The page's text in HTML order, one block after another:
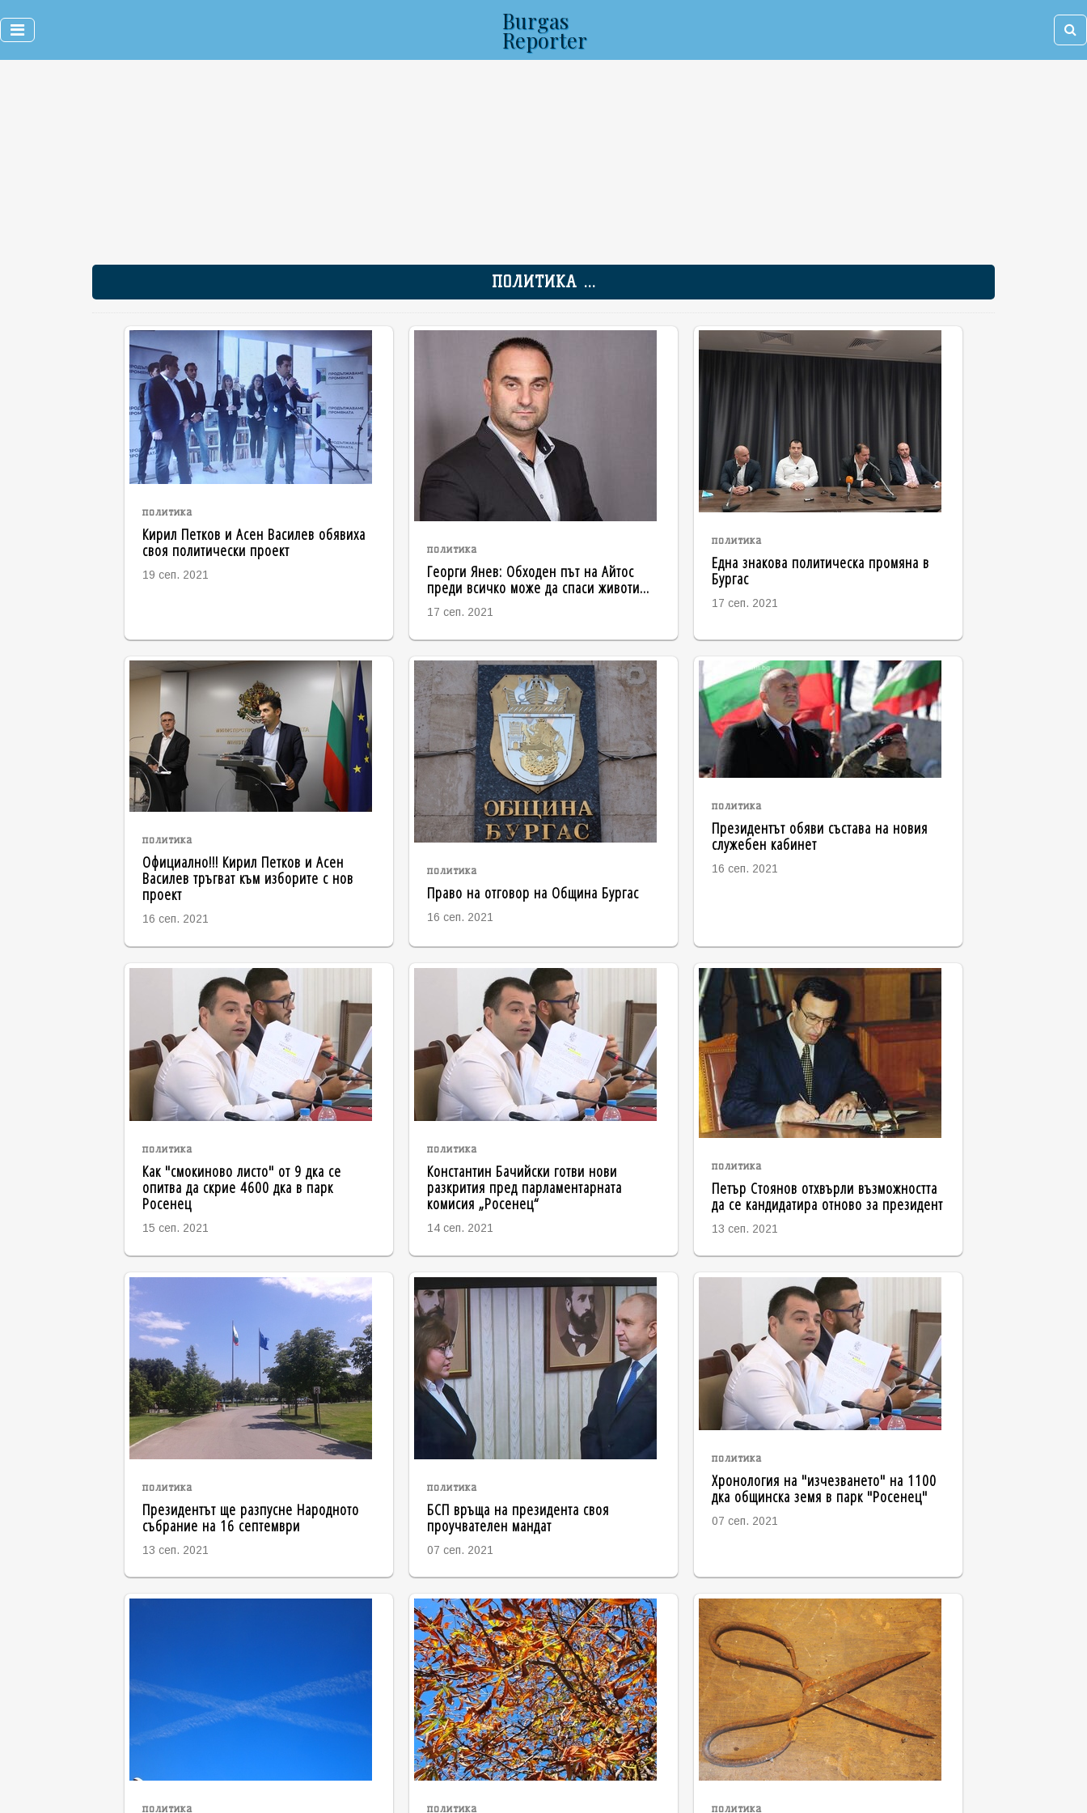
Burgas
Reporter
ПОЛИТИКА ...
политика
Кирил Петков и Асен Василев обявиха
своя политически проект
19 сеп. 2021
политика
Георги Янев: Обходен път на Айтос
преди всичко може да спаси животи…
17 сеп. 2021
политика
Една знакова политическа промяна в
Бургас
17 сеп. 2021
политика
Официално!!! Кирил Петков и Асен
Василев тръгват към изборите с нов
проект
16 сеп. 2021
политика
Право на отговор на Община Бургас
16 сеп. 2021
политика
Президентът обяви състава на новия
служебен кабинет
16 сеп. 2021
политика
Как "смокиново листо" от 9 дка се
опитва да скрие 4600 дка в парк
Росенец
15 сеп. 2021
политика
Константин Бачийски готви нови
разкрития пред парламентарната
комисия „Росенец“
14 сеп. 2021
политика
Петър Стоянов отхвърли възможността
да се кандидатира отново за президент
13 сеп. 2021
политика
Президентът ще разпусне Народното
събрание на 16 септември
13 сеп. 2021
политика
БСП връща на президента своя
проучвателен мандат
07 сеп. 2021
политика
Хронология на "изчезването" на 1100
дка общинска земя в парк "Росенец"
07 сеп. 2021
политика политика политика